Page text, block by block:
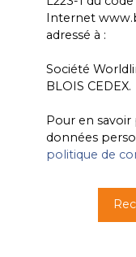
Internet
adressé à :
Société
BLOIS CEDEX.
Pour en
données
politique de